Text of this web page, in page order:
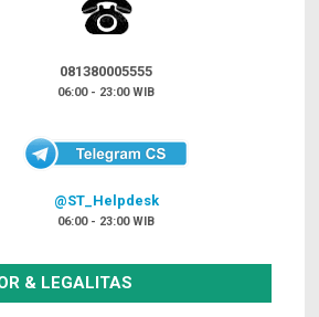
081380005555
06:00 - 23:00 WIB
@ST_Helpdesk
06:00 - 23:00 WIB
& LEGALITAS